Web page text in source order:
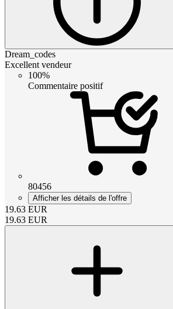
Dream_codes
Excellent vendeur
100%
Commentaire positif
80456
Afficher les détails de l'offre
19.63 EUR
19.63 EUR